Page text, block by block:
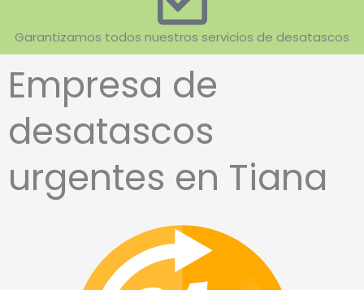
Garantizamos todos nuestros servicios de desatascos
Empresa de
desatascos
urgentes en Tiana